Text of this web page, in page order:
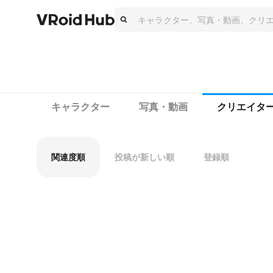
キャラクター 写真・動画 クリエイタ
関連度順 投稿が新しい順 登録順